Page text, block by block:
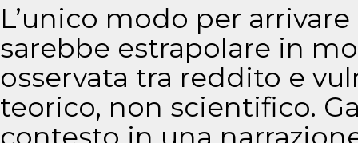
L’unico modo per
sarebbe estrapolare in
osservata tra reddito e
teorico, non scientifico.
contesto in una